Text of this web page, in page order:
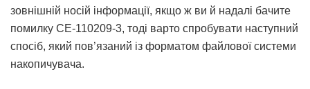
зовнішній носій інформації, якщо ж ви й надалі бачите
помилку CE-110209-3, тоді варто спробувати наступний
спосіб, який пов’язаний із форматом файлової системи
накопичувача.